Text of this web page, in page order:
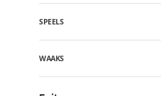
SPEELS
WAAKS